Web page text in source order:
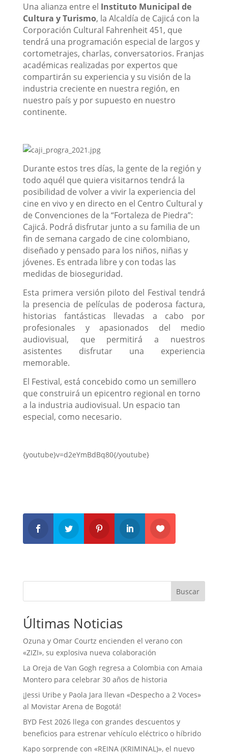
Una alianza entre el Instituto Municipal de
Cultura y Turismo, la Alcaldía de Cajicá con la
Corporación Cultural Fahrenheit 451, que
tendrá una programación especial de largos y
cortometrajes, charlas, conversatorios. Franjas
académicas realizadas por expertos que
compartirán su experiencia y su visión de la
industria creciente en nuestra región, en
nuestro país y por supuesto en nuestro
continente.
Durante estos tres días, la gente de la región y
todo aquél que quiera visitarnos tendrá la
posibilidad de volver a vivir la experiencia del
cine en vivo y en directo en el Centro Cultural y
de Convenciones de la “Fortaleza de Piedra”:
Cajicá. Podrá disfrutar junto a su familia de un
fin de semana cargado de cine colombiano,
diseñado y pensado para los niños, niñas y
jóvenes. Es entrada libre y con todas las
medidas de bioseguridad.
Esta primera versión piloto del Festival tendrá
la presencia de películas de poderosa factura,
historias fantásticas llevadas a cabo por
profesionales y apasionados del medio
audiovisual, que permitirá a nuestros
asistentes disfrutar una experiencia
memorable.
El Festival, está concebido como un semillero
que construirá un epicentro regional en torno
a la industria audiovisual. Un espacio tan
especial, como necesario.
{youtube}v=d2eYmBdBq80{/youtube}
Buscar
Últimas Noticias
Ozuna y Omar Courtz encienden el verano con
«ZIZI», su explosiva nueva colaboración
La Oreja de Van Gogh regresa a Colombia con Amaia
Montero para celebrar 30 años de historia
¡Jessi Uribe y Paola Jara llevan «Despecho a 2 Voces»
al Movistar Arena de Bogotá!
BYD Fest 2026 llega con grandes descuentos y
beneficios para estrenar vehículo eléctrico o híbrido
Kapo sorprende con «REINA (KRIMINAL)», el nuevo